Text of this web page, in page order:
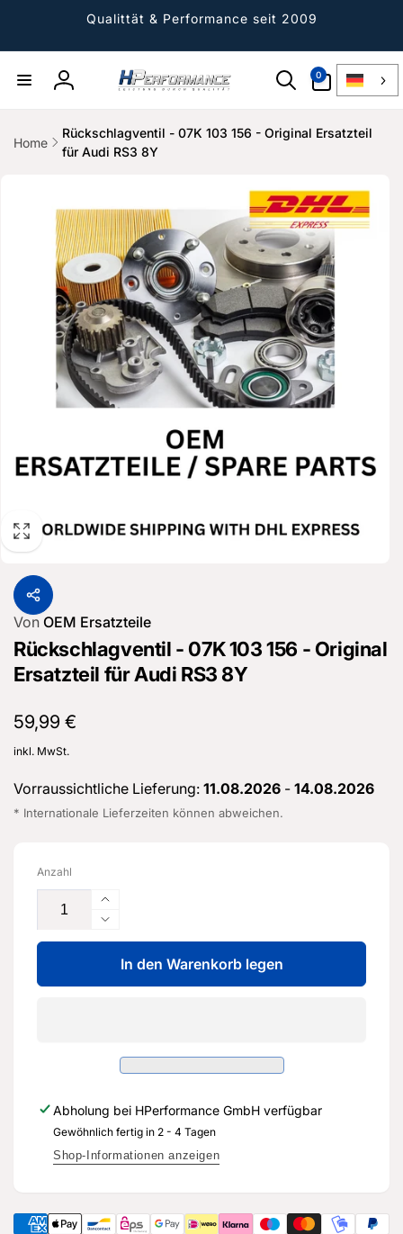
Qualittät & Performance seit 2009
Einloggen
0
Artikel
Home
Rückschlagventil - 07K 103 156 - Original Ersatzteil
für Audi RS3 8Y
Von OEM Ersatzteile
Rückschlagventil - 07K 103 156 - Original
Ersatzteil für Audi RS3 8Y
Normaler
Preis
59,99 €
inkl. MwSt.
Vorraussichtliche Lieferung: 11.08.2026 - 14.08.2026
* Internationale Lieferzeiten können abweichen.
Anzahl
Erhöhe
die
Menge
für
Rückschlagventil
156
Ersatzteil
für
Audi
Verringere
die
Menge
für
103
156
Original
Ersatzteil
für
8Y
In den Warenkorb legen
Abholung bei HPerformance GmbH verfügbar
Gewöhnlich fertig in 2 - 4 Tagen
Shop-Informationen anzeigen